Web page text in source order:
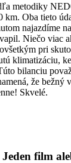
metodiky
km. Oba tieto
najazdíme
Niečo viac
pri
klimatizáciu,
bilanciu
že bežný
Skvelé.
film